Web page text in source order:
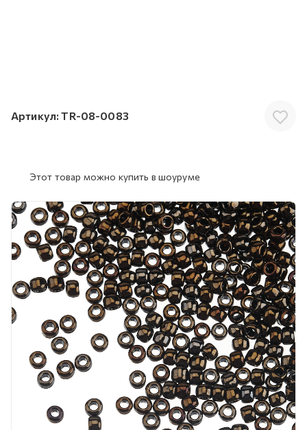
Артикул: TR-08-0083
Этот товар можно купить в шоуруме